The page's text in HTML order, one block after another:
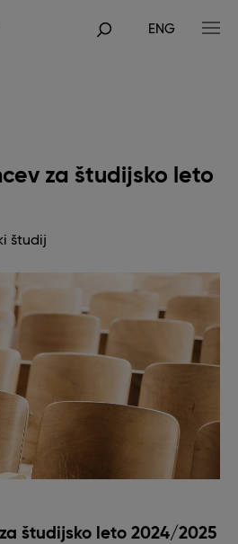
ENG
za študijsko leto
študij
študijsko leto 2024/2025